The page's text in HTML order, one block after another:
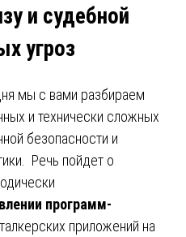
и судебной
угроз
мы с вами разбираем
и технически сложных
безопасности и
Речь пойдет о
программ-
приложений на